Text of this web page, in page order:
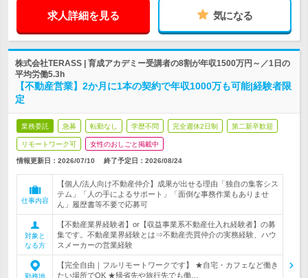
求人詳細を見る 気になる
株式会社TERASS | 育成アカデミー受講者の8割が年収1500万円～／1日の
平均労働5.3h
【不動産営業】2か月に1本の契約で年収1000万も可能|経験者限
定
業務委託 急募 転勤なし 学歴不問 完全週休2日制 第二新卒歓迎
リモートワーク可 女性のおしごと掲載中
情報更新日：2026/07/10 終了予定日： 2026/08/24
仕事内容
【個人/法人向け不動産仲介】成果が出せる理由「独自の集客シス
テム」「人の手によるサポート」「面倒な事務作業もありませ
ん」履歴書等不要で応募可
対象と
なる方
【不動産業界経験者】or【収益事業系不動産仕入れ経験者】の募
集です。不動産業界経験とは⇒不動産売買仲介の実務経験、ハウ
スメーカーの営業経験
勤務地
【完全自由｜フルリモートワークです】 ★自宅・カフェなど働き
たい場所でOK ★帰省先や旅行先でも働…